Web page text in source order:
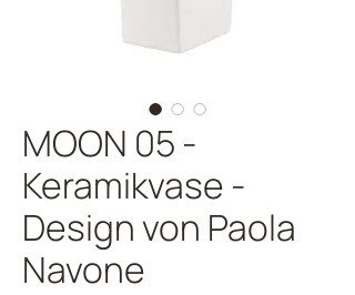
MOON 05 -
Keramikvase -
Design von Paola
Navone